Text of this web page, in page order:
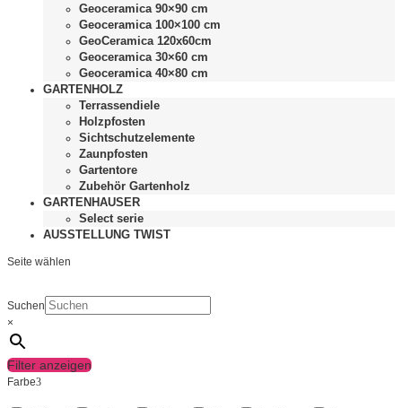
Geoceramica 90×90 cm
Geoceramica 100×100 cm
GeoCeramica 120x60cm
Geoceramica 30×60 cm
Geoceramica 40×80 cm
GARTENHOLZ
Terrassendiele
Holzpfosten
Sichtschutzelemente
Zaunpfosten
Gartentore
Zubehör Gartenholz
GARTENHAUSER
Select serie
AUSSTELLUNG TWIST
Seite wählen
Suchen
×
Filter anzeigen
Farbe